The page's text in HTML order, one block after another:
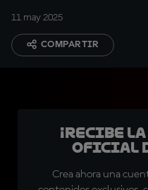
11 may 2025
COMPARTIR
¡Recibe
oficial
Crea ahora una